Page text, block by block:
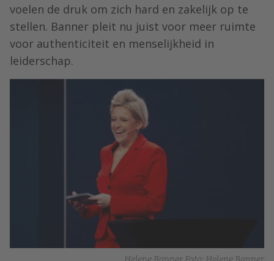
voelen de druk om zich hard en zakelijk op te
stellen. Banner pleit nu juist voor meer ruimte
voor authenticiteit en menselijkheid in
leiderschap.